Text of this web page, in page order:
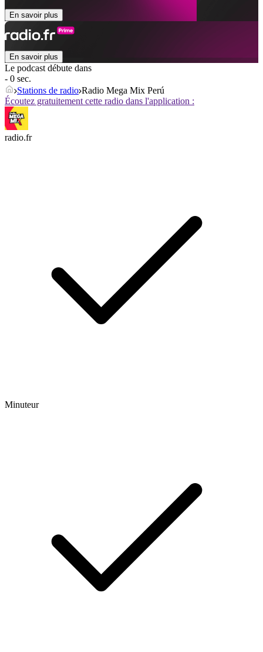
En savoir plus
En savoir plus
Le podcast débute dans
- 0 sec.
Stations de radio Radio Mega Mix Perú
Écoutez gratuitement cette radio dans l'application :
radio.fr
Minuteur